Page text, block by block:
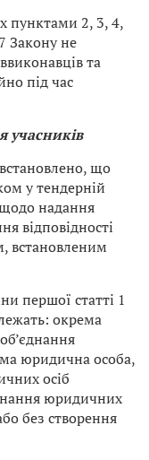
пунктами 2, 3, 4,
Закону не
та
під час
учасників
що
у тендерній
надання
відповідності
встановленим
першої статті 1
окрема
юридична особа,
осіб
юридичних
без створення